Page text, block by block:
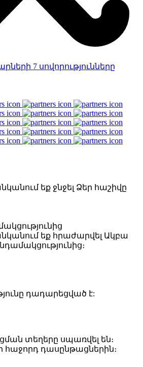
7 սովորությունները
եք ջնջել Ձեր հաշիվը
եք հրաժարվել Ակբա
դադարեցված է:
տեղերը սպառվել են։
հաջորդ դասընթացներին։